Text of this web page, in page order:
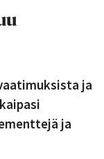
ja
ja